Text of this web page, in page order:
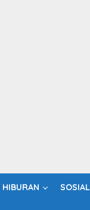
HIBURAN SOSIAL